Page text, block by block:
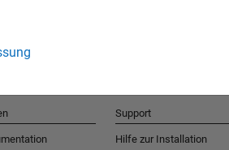
Support
Hilfe zur Installation